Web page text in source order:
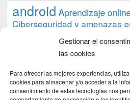
Gestionar el
las cookies
Para ofrecer las mejores experiencias,
cookies para almacenar y/o acceder a la
consentimiento de estas tecnologías nos
androidAprendizaje
Ciberseguridad y amenazas
datos debian
Formación Google
proyecto PS4 python
raspbian review Servidor Web